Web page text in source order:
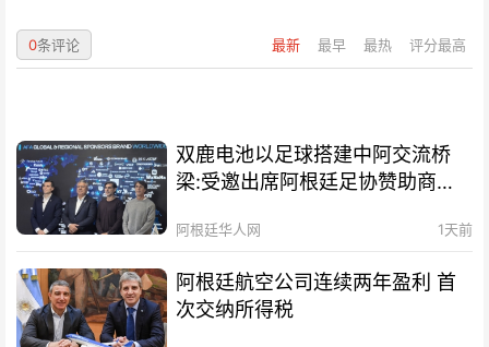
最新 最早 最热 评分最高
0条评论
双鹿电池以足球搭建中阿交流桥
梁:受邀出席阿根廷足协赞助商招
阿根廷华人网 1天前
阿根廷航空公司连续两年盈利 首
次交纳所得税